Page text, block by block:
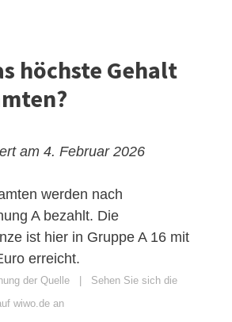
höchste Gehalt
am 4. Februar 2026
werden nach
A bezahlt. Die
ist hier in Gruppe A 16 mit
erreicht.
der Quelle
Sehen Sie sich die
wiwo.de an